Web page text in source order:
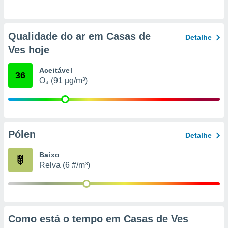
ou opor-
qualquer
em “
na
ou aceder
para
Qualidade do ar em Casas de
Ves hoje
Detalhe
36 Aceitável
O₃ (91 µg/m³)
Pólen Detalhe
Baixo
Relva (6 #/m³)
Como está o tempo em Casas de Ves